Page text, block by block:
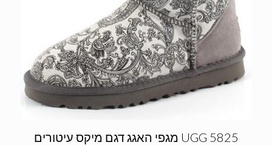
מגפי האגג דגם מיקס עיטורים UGG 5825